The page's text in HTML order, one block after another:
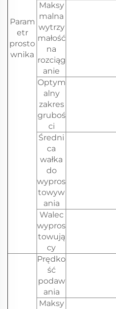
Param
etr
prosto
wnika
Maksy
malna
wytrzy
małość
na
rozciąg
anie
Optym
alny
zakres
gruboś
ci
Średni
ca
wałka
do
wypros
towyw
ania
Walec
wypros
towują
cy
Prędko
ść
podaw
ania
Maksy